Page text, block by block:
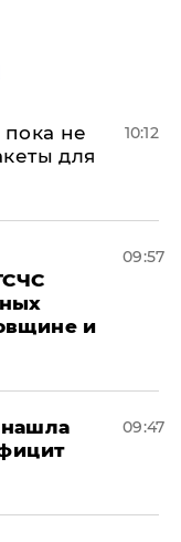
не
для
10:12
и
09:57
09:47